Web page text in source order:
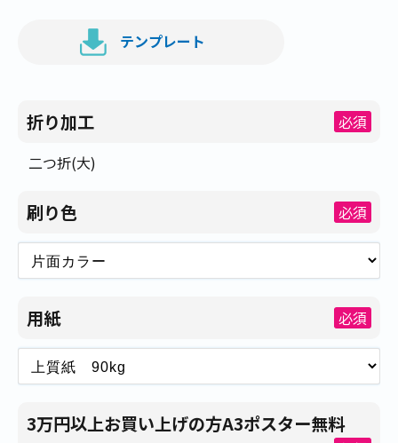
テンプレート
折り加工
必須
二つ折(大)
刷り色 必須
用紙 必須
3万円以上お買い上げの方A3ポスター無料